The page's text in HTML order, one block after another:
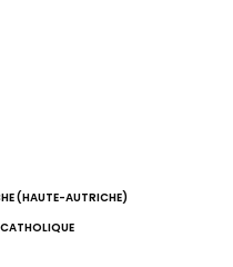
(HAUTE-AUTRICHE)